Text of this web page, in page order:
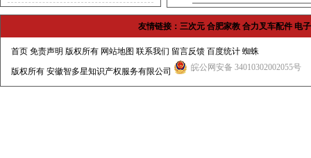
友情链接： 三次元 合肥家教 合力叉车配件 电
首页 免责声明 版权所有 网站地图 联系我们 留言反馈 百度统计 蜘蛛
版权所有 安徽智多星知识产权服务有限公司 皖公网安备 34010302002055号